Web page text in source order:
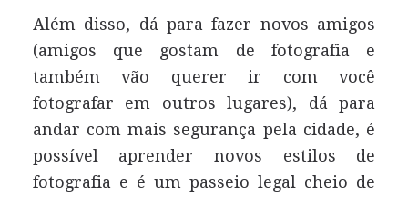
Além disso, dá para fazer novos amigos
(amigos que gostam de fotografia e
também vão querer ir com você
fotografar em outros lugares), dá para
andar com mais segurança pela cidade, é
possível aprender novos estilos de
fotografia e é um passeio legal cheio de